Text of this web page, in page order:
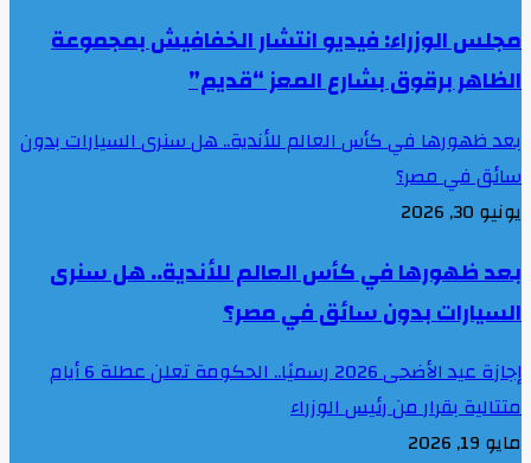
مجلس الوزراء: فيديو انتشار الخفافيش بمجموعة
الظاهر برقوق بشارع المعز “قديم”
بعد ظهورها في كأس العالم للأندية.. هل سنرى السيارات بدون
سائق في مصر؟
يونيو 30, 2026
بعد ظهورها في كأس العالم للأندية.. هل سنرى
السيارات بدون سائق في مصر؟
إجازة عيد الأضحى 2026 رسميًا.. الحكومة تعلن عطلة 6 أيام
متتالية بقرار من رئيس الوزراء
مايو 19, 2026